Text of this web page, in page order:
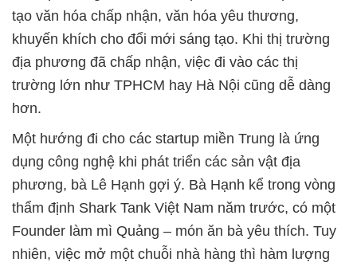
tạo văn hóa chấp nhận, văn hóa yêu thương,
khuyến khích cho đổi mới sáng tạo. Khi thị trường
địa phương đã chấp nhận, việc đi vào các thị
trường lớn như TPHCM hay Hà Nội cũng dễ dàng
hơn.
Một hướng đi cho các startup miền Trung là ứng
dụng công nghệ khi phát triển các sản vật địa
phương, bà Lê Hạnh gợi ý. Bà Hạnh kể trong vòng
thẩm định Shark Tank Việt Nam năm trước, có một
Founder làm mì Quảng – món ăn bà yêu thích. Tuy
nhiên, việc mở một chuỗi nhà hàng thì hàm lượng